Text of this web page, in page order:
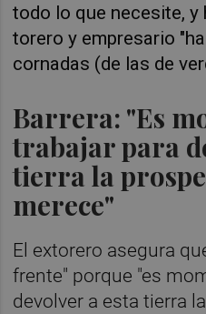
todo lo que necesite, y
torero y empresario
cornadas (de las de
Barrera: "Es
trabajar para
tierra la
merece"
El extorero asegura
frente" porque "es
devolver a esta tierra